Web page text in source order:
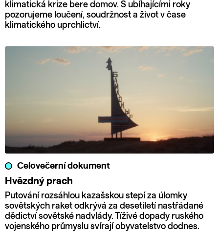
klimatická krize bere domov. S ubíhajícími roky
pozorujeme loučení, soudržnost a život v čase
klimatického uprchlictví.
Celovečerní dokument
Hvězdný prach
Putování rozsáhlou kazašskou stepí za úlomky
sovětských raket odkrývá za desetiletí nastřádané
dědictví sovětské nadvlády. Tíživé dopady ruského
vojenského průmyslu svírají obyvatelstvo dodnes.